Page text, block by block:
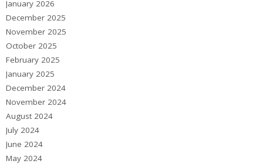
January 2026
December 2025
November 2025
October 2025
February 2025
January 2025
December 2024
November 2024
August 2024
July 2024
June 2024
May 2024